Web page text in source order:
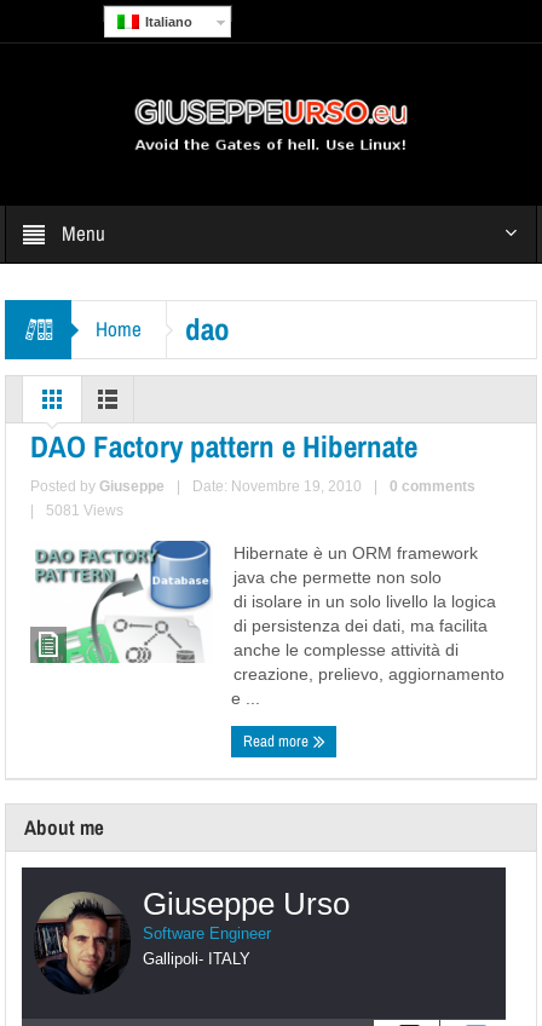
Italiano
Menu
Home dao
DAO Factory pattern e Hibernate
Posted byGiuseppe Date: Novembre 19, 2010
0 comments
5081 Views
Hibernate è un ORM framework
java che permette non solo
di isolare in un solo livello la logica
di persistenza dei dati, ma facilita
anche le complesse attività di
creazione, prelievo, aggiornamento
e ...
Read more
About me
Giuseppe Urso
Software Engineer
Gallipoli- ITALY